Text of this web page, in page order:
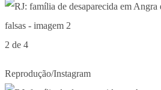
2 de 4
Reprodução/Instagram